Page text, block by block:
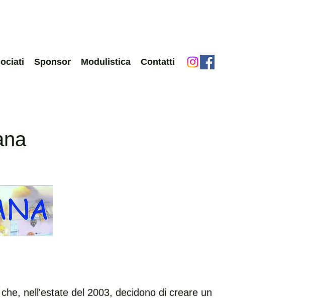
Sponsor Modulistica Contatti
nell'estate del 2003, decidono di creare un